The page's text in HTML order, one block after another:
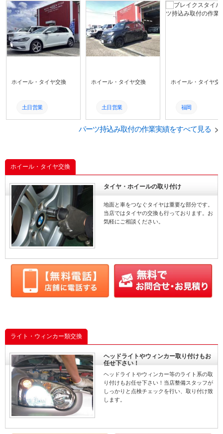
タイヤ取り付け 筑豊 交換 土日営業
ホイール・タイヤ交換
土日営業
タイヤ取り付け
取り付け
タイヤ取付け
タイヤ
持ち込み
タイヤ組換え
飯塚
福岡
ホイール・タイヤ交換
土日営業
交換
取り付け
タイヤ組換え
持ち込み
飯塚
福岡
ホイール・タイヤ交
福岡
持ち込み
タイヤ
タイヤ取付け
筑豊
交換
土日営業
パーツ持込み取付の作業実績をすべて見る
ホイール・タイヤ交換
タイヤ・ホイールの取り付け
地面と車をつなぐタイヤは重要な部分です。
当店ではタイヤの交換も行っております。お
気軽にご相談ください。
ライト・ウィンカー類交換
ヘッドライトやウィンカー取り付けもお
任せ下さい！
ヘッドライトやウィンカー等のライト系の取
り付けもお任せ下さい！当店整備スタッフが
しっかりと点検チェックを行い、取り付け致
します。